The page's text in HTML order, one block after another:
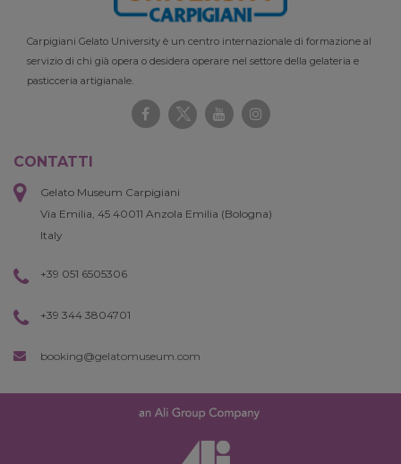
Carpigiani Gelato University è un centro internazionale di formazione al
servizio di chi già opera o desidera operare nel settore della gelateria e
pasticceria artigianale.
CONTATTI
Gelato Museum Carpigiani
Via Emilia, 45 40011 Anzola Emilia (Bologna)
Italy
+39 051 6505306
+39 344 3804701
booking@gelatomuseum.com